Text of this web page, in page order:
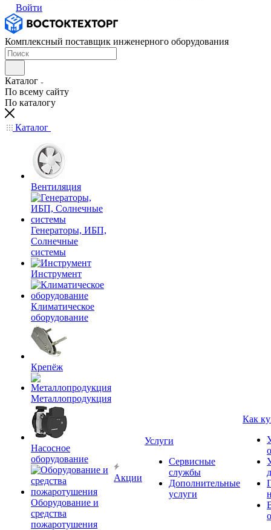
Войти
Комплексный поставщик инженерного оборудования
Каталог
По всему сайту
По каталогу
Каталог
Вентиляция
Генераторы, ИБП,
Солнечные
системы
Инструмент
Климатическое
оборудование
Крепёж
Металлопродукция
Насосное
оборудование
Оборудование и
средства
пожаротушения
Акции
Услуги
Сервисные
службы
Дополнительные
услуги
Как